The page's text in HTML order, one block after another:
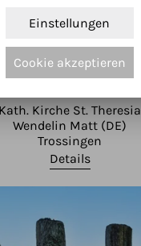
Kath. Kirche St. Theresia
Wendelin Matt (DE)
Trossingen
Details
Einstellungen
Cookie akzeptieren